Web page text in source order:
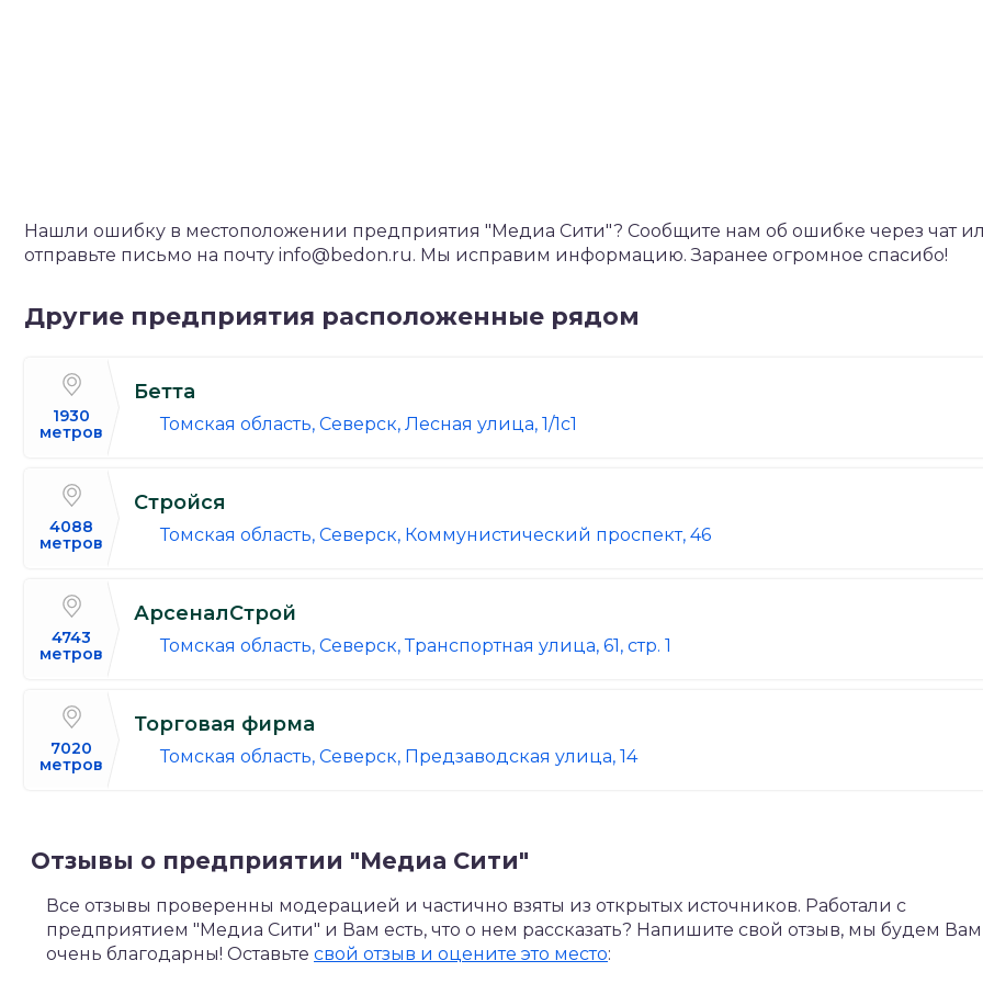
Нашли ошибку в местоположении предприятия "Медиа Сити"? Сообщите нам об ошибке через чат
отправьте письмо на почту info@bedon.ru. Мы исправим информацию. Заранее огромное спасибо!
Другие предприятия расположенные рядом
1930
метров
Бетта
Томская область, Северск, Лесная улица, 1/1с1
4088
метров
Стройся
Томская область, Северск, Коммунистический проспект, 46
4743
метров
АрсеналСтрой
Томская область, Северск, Транспортная улица, 61, стр. 1
7020
метров
Торговая фирма
Томская область, Северск, Предзаводская улица, 14
Отзывы о предприятии "Медиа Сити"
Все отзывы проверенны модерацией и частично взяты из открытых источников. Работали с
предприятием "Медиа Сити" и Вам есть, что о нем рассказать? Напишите свой отзыв, мы будем Вам
очень благодарны! Оставьте свой отзыв и оцените это место: